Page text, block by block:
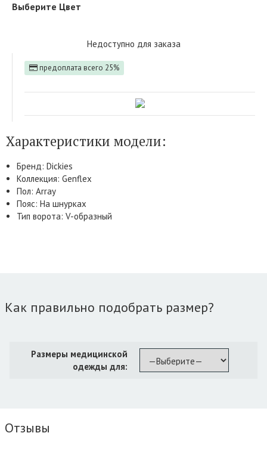
Выберите Цвет
Недоступно для заказа
предоплата всего 25%
Характеристики модели:
Бренд: Dickies
Коллекция: Genflex
Пол: Array
Пояс: На шнурках
Тип ворота: V-образный
Как правильно подобрать размер?
Размеры медицинской
одежды для:
Отзывы